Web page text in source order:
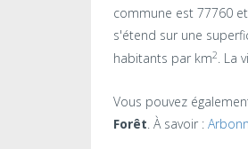
commune est 77760
s'étend sur une
habitants par km2 .
Vous pouvez
Forêt. À savoir :